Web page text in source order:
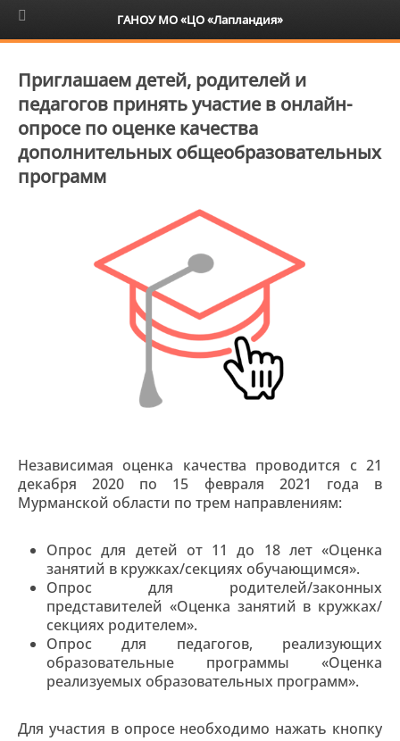
6+
Приглашаем детей, родителей и
педагогов принять участие в онлайн-
опросе по оценке качества
дополнительных общеобразовательных
программ
Независимая оценка качества проводится с 21
декабря 2020 по 15 февраля 2021 года в
Мурманской области по трем направлениям:
Опрос для детей от 11 до 18 лет «Оценка
занятий в кружках/секциях обучающимся».
Опрос для родителей/законных
представителей «Оценка занятий в кружках/
секциях родителем».
Опрос для педагогов, реализующих
образовательные программы «Оценка
реализуемых образовательных программ».
Для участия в опросе необходимо нажать кнопку
ГАНОУ МО «ЦО «Лапландия»